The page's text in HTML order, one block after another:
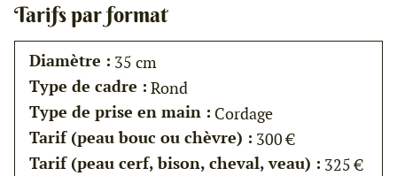
Tarifs par format
Diamètre : 35 cm
Type de cadre : Rond
Type de prise en main : Cordage
Tarif (peau bouc ou chèvre) : 300 €
Tarif (peau cerf, bison, cheval, veau) : 325 €